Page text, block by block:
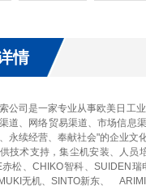
情
公司是一家专业从事欧美日工
道、网络贸易渠道、市场信息
永续经营、奉献社会"的企业文
技术支持，集尘机安装、人员
赤松、CHIKO智科、SUIDEN
无机、SINTO新东、